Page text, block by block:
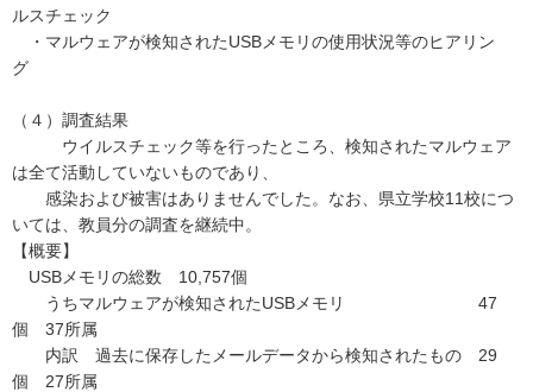
ルスチェック
・マルウェアが検知されたUSBメモリの使用状況等のヒアリン
グ
（４）調査結果
ウイルスチェック等を行ったところ、検知されたマルウェア
は全て活動していないものであり、
感染および被害はありませんでした。なお、県立学校11校につ
いては、教員分の調査を継続中。
【概要】
USBメモリの総数 10,757個
うちマルウェアが検知されたUSBメモリ 47
個 37所属
内訳 過去に保存したメールデータから検知されたもの 29
個 27所属